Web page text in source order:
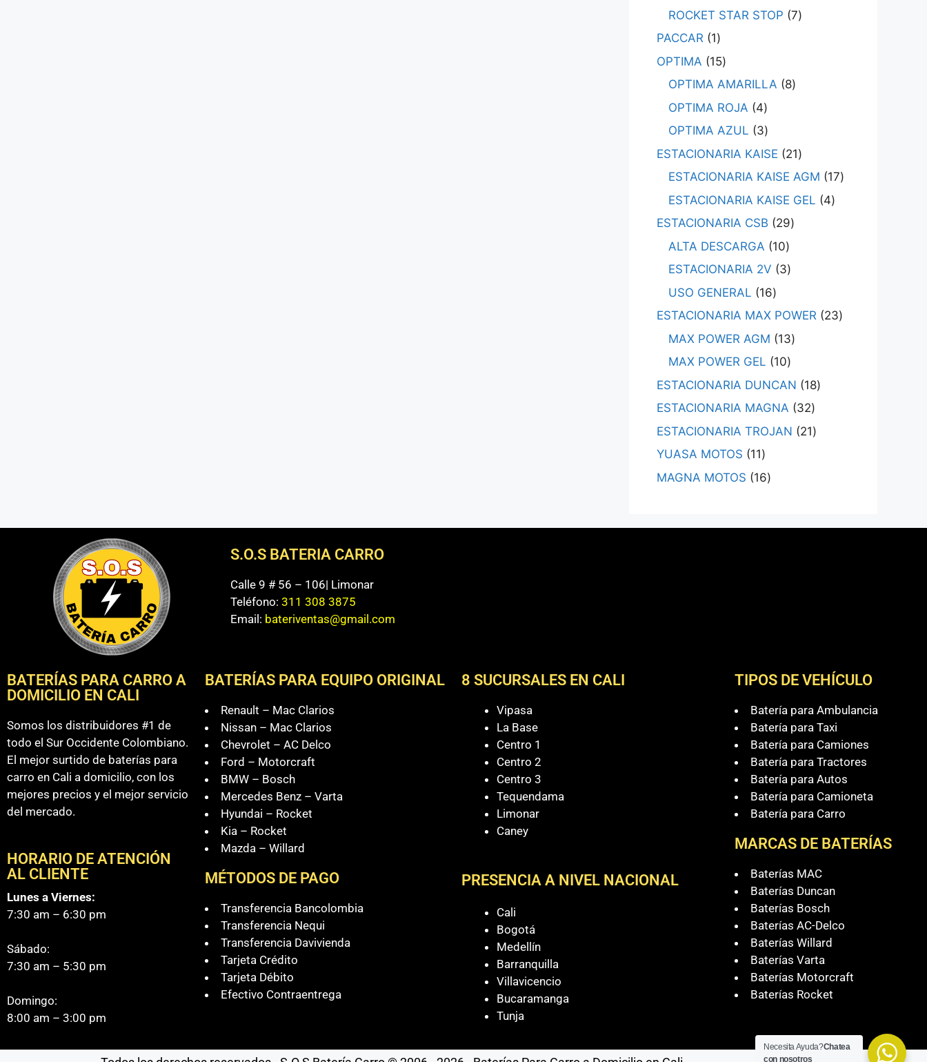
ROCKET STAR STOP 7
PACCAR 1
OPTIMA
15
OPTIMA AMARILLA
8
OPTIMA ROJA
4
OPTIMA AZUL
3
ESTACIONARIA KAISE
21
ESTACIONARIA KAISE AGM
17
ESTACIONARIA KAISE GEL
4
ESTACIONARIA CSB
29
ALTA DESCARGA
10
ESTACIONARIA 2V
3
USO GENERAL
16
ESTACIONARIA MAX POWER 23
MAX POWER AGM
13
MAX POWER GEL
10
ESTACIONARIA DUNCAN
18
ESTACIONARIA MAGNA
32
ESTACIONARIA TROJAN
21
YUASA MOTOS
11
MAGNA MOTOS
16
S.O.S BATERIA CARRO
Calle 9 # 56 – 106| Limonar
Teléfono:311 308 3875
Email: bateriventas@gmail.com
BATERÍAS PARA CARRO A
DOMICILIO EN CALI
Somos los distribuidores #1 de
todo el Sur Occidente Colombiano.
El mejor surtido de baterías para
carro en Cali a domicilio, con los
mejores precios y el mejor servicio
del mercado.
HORARIO DE ATENCIÓN
AL CLIENTE
Lunes a Viernes:
7:30 am – 6:30 pm
Sábado:
7:30 am – 5:30 pm
Domingo:
8:00 am – 3:00 pm
BATERÍAS PARA EQUIPO ORIGINAL
Renault – Mac Clarios
Nissan – Mac Clarios
Chevrolet – AC Delco
Ford – Motorcraft
BMW – Bosch
Mercedes Benz – Varta
Hyundai – Rocket
Kia – Rocket
Mazda – Willard
MÉTODOS DE PAGO
Transferencia Bancolombia
Transferencia Nequi
Transferencia Davivienda
Tarjeta Crédito
Tarjeta Débito
Efectivo Contraentrega
8 SUCURSALES EN CALI
Vipasa
La Base
Centro 1
Centro 2
Centro 3
Tequendama
Limonar
Caney
PRESENCIA A NIVEL NACIONAL
Cali
Bogotá
Medellín
Barranquilla
Villavicencio
Bucaramanga
Tunja
TIPOS DE VEHÍCULO
Batería para Ambulancia
Batería para Taxi
Batería para Camiones
Batería para Tractores
Batería para Autos
Batería para Camioneta
Batería para Carro
MARCAS DE BATERÍAS
Baterías MAC
Baterías Duncan
Baterías Bosch
Baterías AC-Delco
Baterías Willard
Baterías Varta
Baterías Motorcraft
Baterías Rocket
Necesita Ayuda?Chatea
con nosotros